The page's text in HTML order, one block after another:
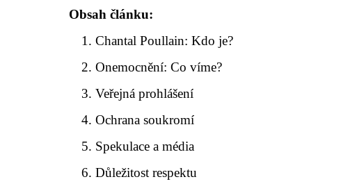
Obsah článku:
Chantal Poullain: Kdo je?
Onemocnění: Co víme?
Veřejná prohlášení
Ochrana soukromí
Spekulace a média
Důležitost respektu